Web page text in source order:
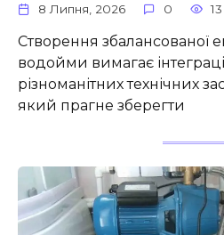
8 Липня, 2026 0 13
Створення збалансованої
водойми вимагає
різноманітних технічних
який прагне зберегти